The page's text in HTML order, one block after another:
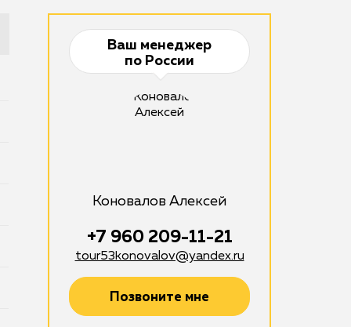
Ваш менеджер
по России
Коновалов Алексей
+7 960 209-11-21
tour53konovalov@yandex.ru
Позвоните мне